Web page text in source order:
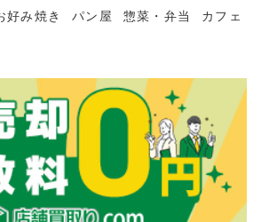
好み焼き パン屋 惣菜・弁当
カフェ